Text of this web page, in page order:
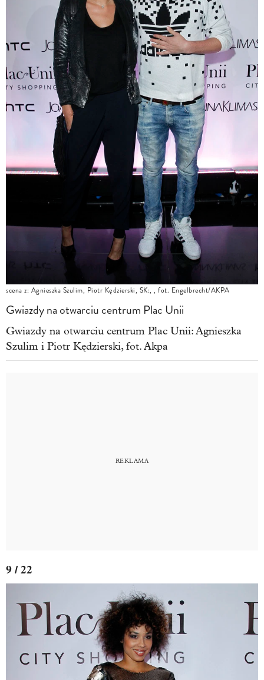
scena z: Agnieszka Szulim, Piotr Kędzierski, SK:, , fot. Engelbrecht/AKPA
Gwiazdy na otwarciu centrum Plac Unii
Gwiazdy na otwarciu centrum Plac Unii: Agnieszka
Szulim i Piotr Kędzierski, fot. Akpa
9 / 22